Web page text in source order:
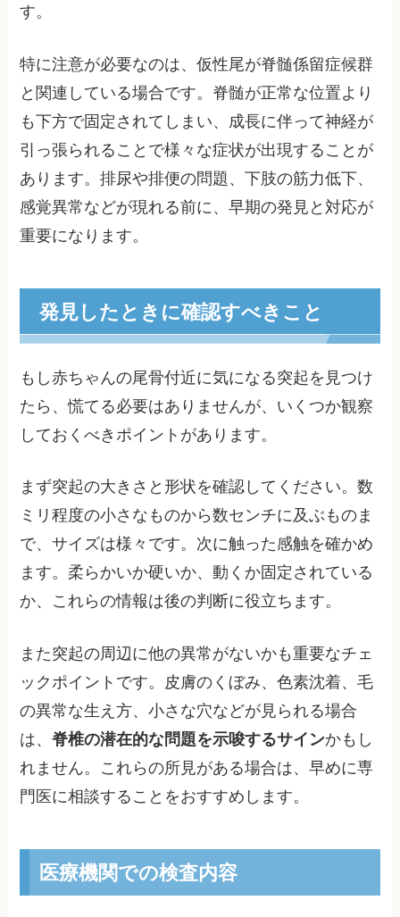
す。
特に注意が必要なのは、仮性尾が脊髄係留症候群
と関連している場合です。脊髄が正常な位置より
も下方で固定されてしまい、成長に伴って神経が
引っ張られることで様々な症状が出現することが
あります。排尿や排便の問題、下肢の筋力低下、
感覚異常などが現れる前に、早期の発見と対応が
重要になります。
発見したときに確認すべきこと
もし赤ちゃんの尾骨付近に気になる突起を見つけ
たら、慌てる必要はありませんが、いくつか観察
しておくべきポイントがあります。
まず突起の大きさと形状を確認してください。数
ミリ程度の小さなものから数センチに及ぶものま
で、サイズは様々です。次に触った感触を確かめ
ます。柔らかいか硬いか、動くか固定されている
か、これらの情報は後の判断に役立ちます。
また突起の周辺に他の異常がないかも重要なチェ
ックポイントです。皮膚のくぼみ、色素沈着、毛
の異常な生え方、小さな穴などが見られる場合
は、脊椎の潜在的な問題を示唆するサインかもし
れません。これらの所見がある場合は、早めに専
門医に相談することをおすすめします。
医療機関での検査内容